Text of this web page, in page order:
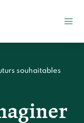
souhaitables